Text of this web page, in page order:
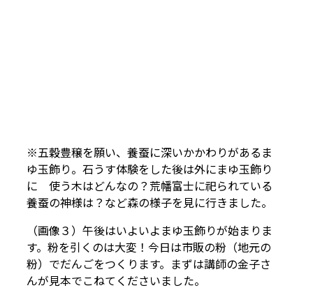
※五穀豊穣を願い、養蚕に深いかかわりがあるま
ゆ玉飾り。石うす体験をした後は外にまゆ玉飾り
に 使う木はどんなの？荒幡富士に祀られている
養蚕の神様は？など森の様子を見に行きました。
（画像３）午後はいよいよまゆ玉飾りが始まりま
す。粉を引くのは大変！今日は市販の粉（地元の
粉）でだんごをつくります。まずは講師の金子さ
んが見本でこねてくださいました。